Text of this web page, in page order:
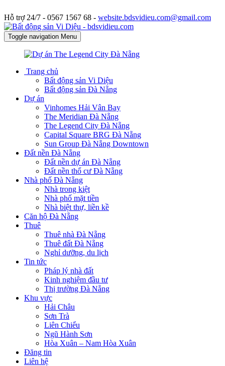
Hỗ trợ 24/7 - 0567 1567 68 - website.bdsvidieu.com@gmail.com
Toggle navigation Menu
Trang chủ
Bất động sản Vi Diệu
Bất động sản Đà Nẵng
Dự án
Vinhomes Hải Vân Bay
The Meridian Đà Nẵng
The Legend City Đà Nẵng
Capital Square BRG Đà Nẵng
Sun Group Đà Nẵng Downtown
Đất nền Đà Nẵng
Đất nền dự án Đà Nẵng
Đất nền thổ cư Đà Nẵng
Nhà phố Đà Nẵng
Nhà trong kiệt
Nhà phố mặt tiền
Nhà biệt thự, liền kề
Căn hộ Đà Nẵng
Thuê
Thuê nhà Đà Nẵng
Thuê đất Đà Nẵng
Nghỉ dưỡng, du lịch
Tin tức
Pháp lý nhà đất
Kinh nghiệm đầu tư
Thị trường Đà Nẵng
Khu vực
Hải Châu
Sơn Trà
Liên Chiểu
Ngũ Hành Sơn
Hòa Xuân – Nam Hòa Xuân
Đăng tin
Liên hệ